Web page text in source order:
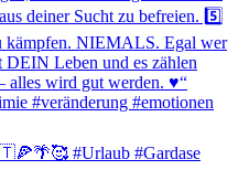
#Urlaub #Gardase